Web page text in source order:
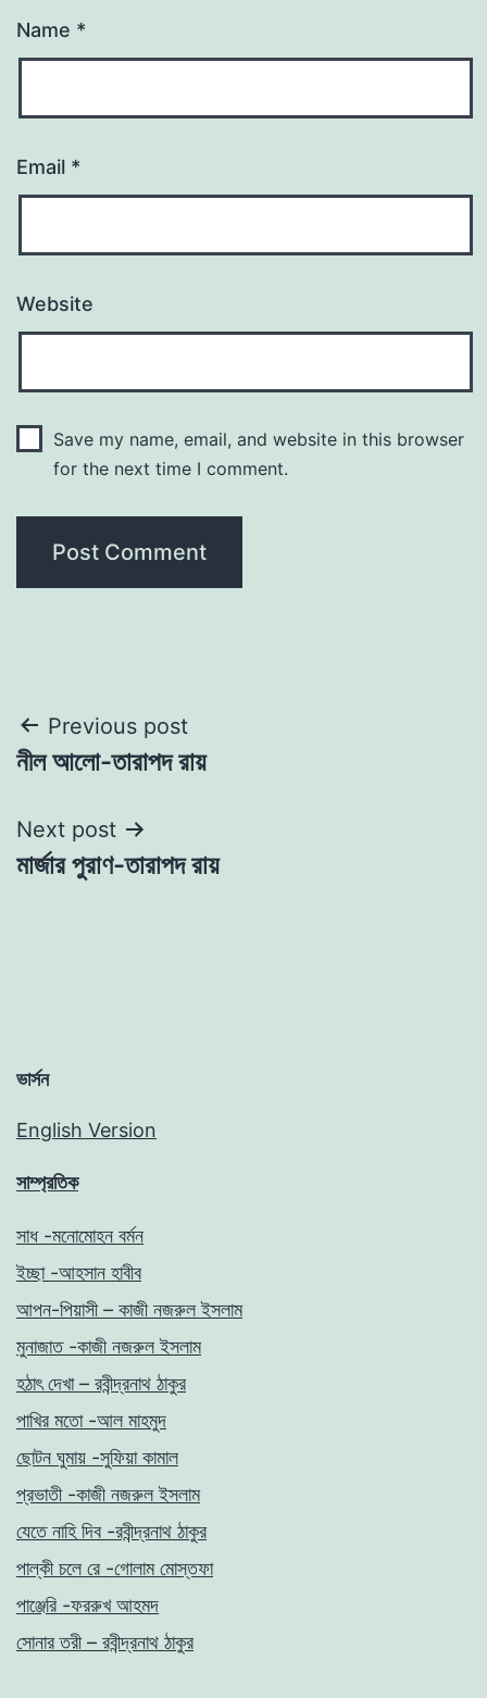
Name *
Email *
Website
Save my name, email, and website in this browser
for the next time I comment.
Post
navigation
Previous post
নীল আলো-তারাপদ রায়
Next post
মার্জার পুরাণ-তারাপদ রায়
ভার্সন
English Version
সাম্প্রতিক
সাধ -মনোমোহন বর্মন
ইচ্ছা -আহসান হাবীব
আপন-পিয়াসী – কাজী নজরুল ইসলাম
মুনাজাত -কাজী নজরুল ইসলাম
হঠাৎ দেখা – রবীন্দ্রনাথ ঠাকুর
পাখির মতো -আল মাহমুদ
ছোটন ঘুমায় -সুফিয়া কামাল
প্রভাতী -কাজী নজরুল ইসলাম
যেতে নাহি দিব -রবীন্দ্রনাথ ঠাকুর
পাল্কী চলে রে -গোলাম মোস্তফা
পাঞ্জেরি -ফররুখ আহমদ
সোনার তরী – রবীন্দ্রনাথ ঠাকুর